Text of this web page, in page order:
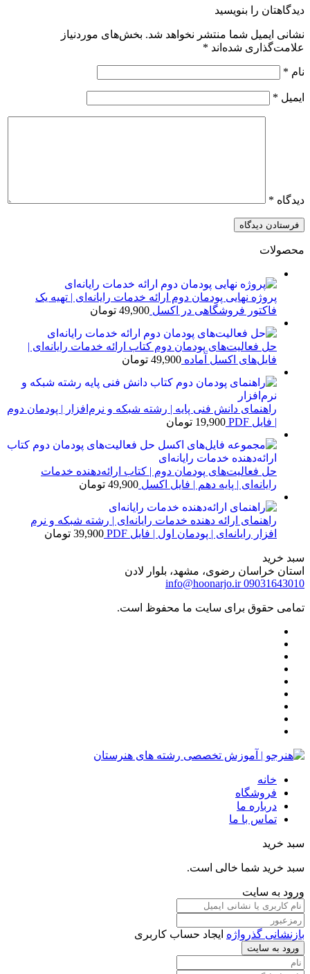
دیدگاهتان را بنویسید
نشانی ایمیل شما منتشر نخواهد شد. بخش‌های موردنیاز
علامت‌گذاری شده‌اند *
نام *
ایمیل *
دیدگاه *
محصولات
پروژه نهایی پودمان دوم ارائه خدمات رایانه‌ای | تهیه یک
فاکتور فروشگاهی در اکسل 49,900 تومان
حل فعالیت‌های پودمان دوم کتاب ارائه خدمات رایانه‌ای |
فایل‌های اکسل آماده 49,900 تومان
راهنمای دانش فنی پایه | رشته شبکه و نرم‌افزار | پودمان دوم
| فایل PDF
19,900 تومان
حل فعالیت‌های پودمان دوم | کتاب ارائه‌دهنده خدمات
رایانه‌ای | پایه دهم | فایل اکسل 49,900 تومان
راهنمای ارائه دهنده خدمات رایانه‌ای | رشته شبکه و نرم
افزار رایانه‌ای | پودمان اول | فایل PDF
39,900 تومان
سبد خرید
استان خراسان رضوی، مشهد، بلوار لادن
09031643010
info@hoonarjo.ir
تمامی حقوق برای سایت ما محفوظ است.
خانه
فروشگاه
درباره ما
تماس با ما
سبد خرید
سبد خرید شما خالی است.
ورود به سایت
بازنشانی گذرواژه ایجاد حساب کاربری
ورود به سایت